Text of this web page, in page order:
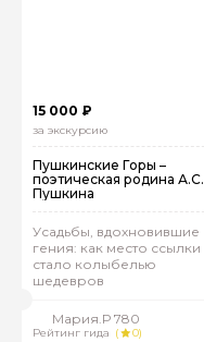
Россия
15 000 ₽
за экскурсию
Пушкинские Горы –
поэтическая родина А.С.
Пушкина
Усадьбы, вдохновившие
гения: как место ссылки
стало колыбелью
шедевров
Мария.Р 780
Рейтинг гида (
0)